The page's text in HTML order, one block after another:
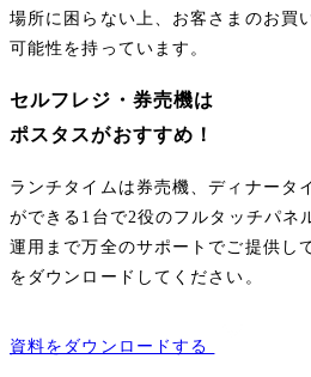
場所に困らない上、お客さまのお買
可能性を持っています。
セルフレジ・券売機は
ポスタスがおすすめ！
ランチタイムは券売機、ディナータ
ができる1台で2役のフルタッチパネ
運用まで万全のサポートでご提供し
をダウンロードしてください。
資料をダウンロードする